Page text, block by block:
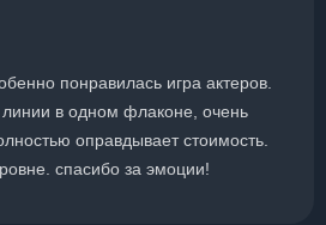
понравилась игра актеров.
в одном флаконе, очень
оправдывает стоимость.
спасибо за эмоции!